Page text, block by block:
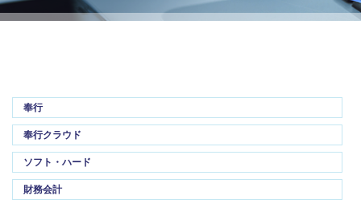
奉行
奉行クラウド
ソフト・ハード
財務会計